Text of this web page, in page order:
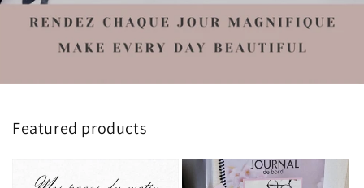
Featured products